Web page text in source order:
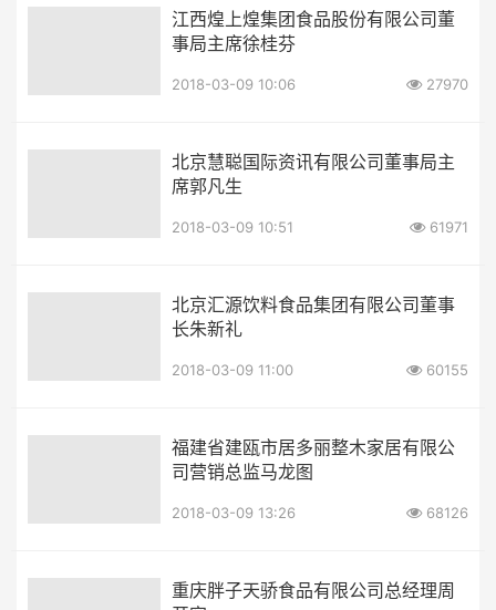
江西煌上煌集团食品股份有限公司董
事局主席徐桂芬
2018-03-09 10:06 27970
北京慧聪国际资讯有限公司董事局主
席郭凡生
2018-03-09 10:51 61971
北京汇源饮料食品集团有限公司董事
长朱新礼
2018-03-09 11:00 60155
福建省建瓯市居多丽整木家居有限公
司营销总监马龙图
2018-03-09 13:26 68126
重庆胖子天骄食品有限公司总经理周